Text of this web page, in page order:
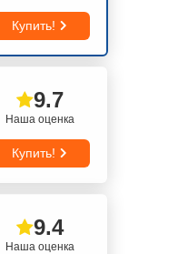
Купить!
Наша оценка
9.7
Купить!
Наша оценка
9.4